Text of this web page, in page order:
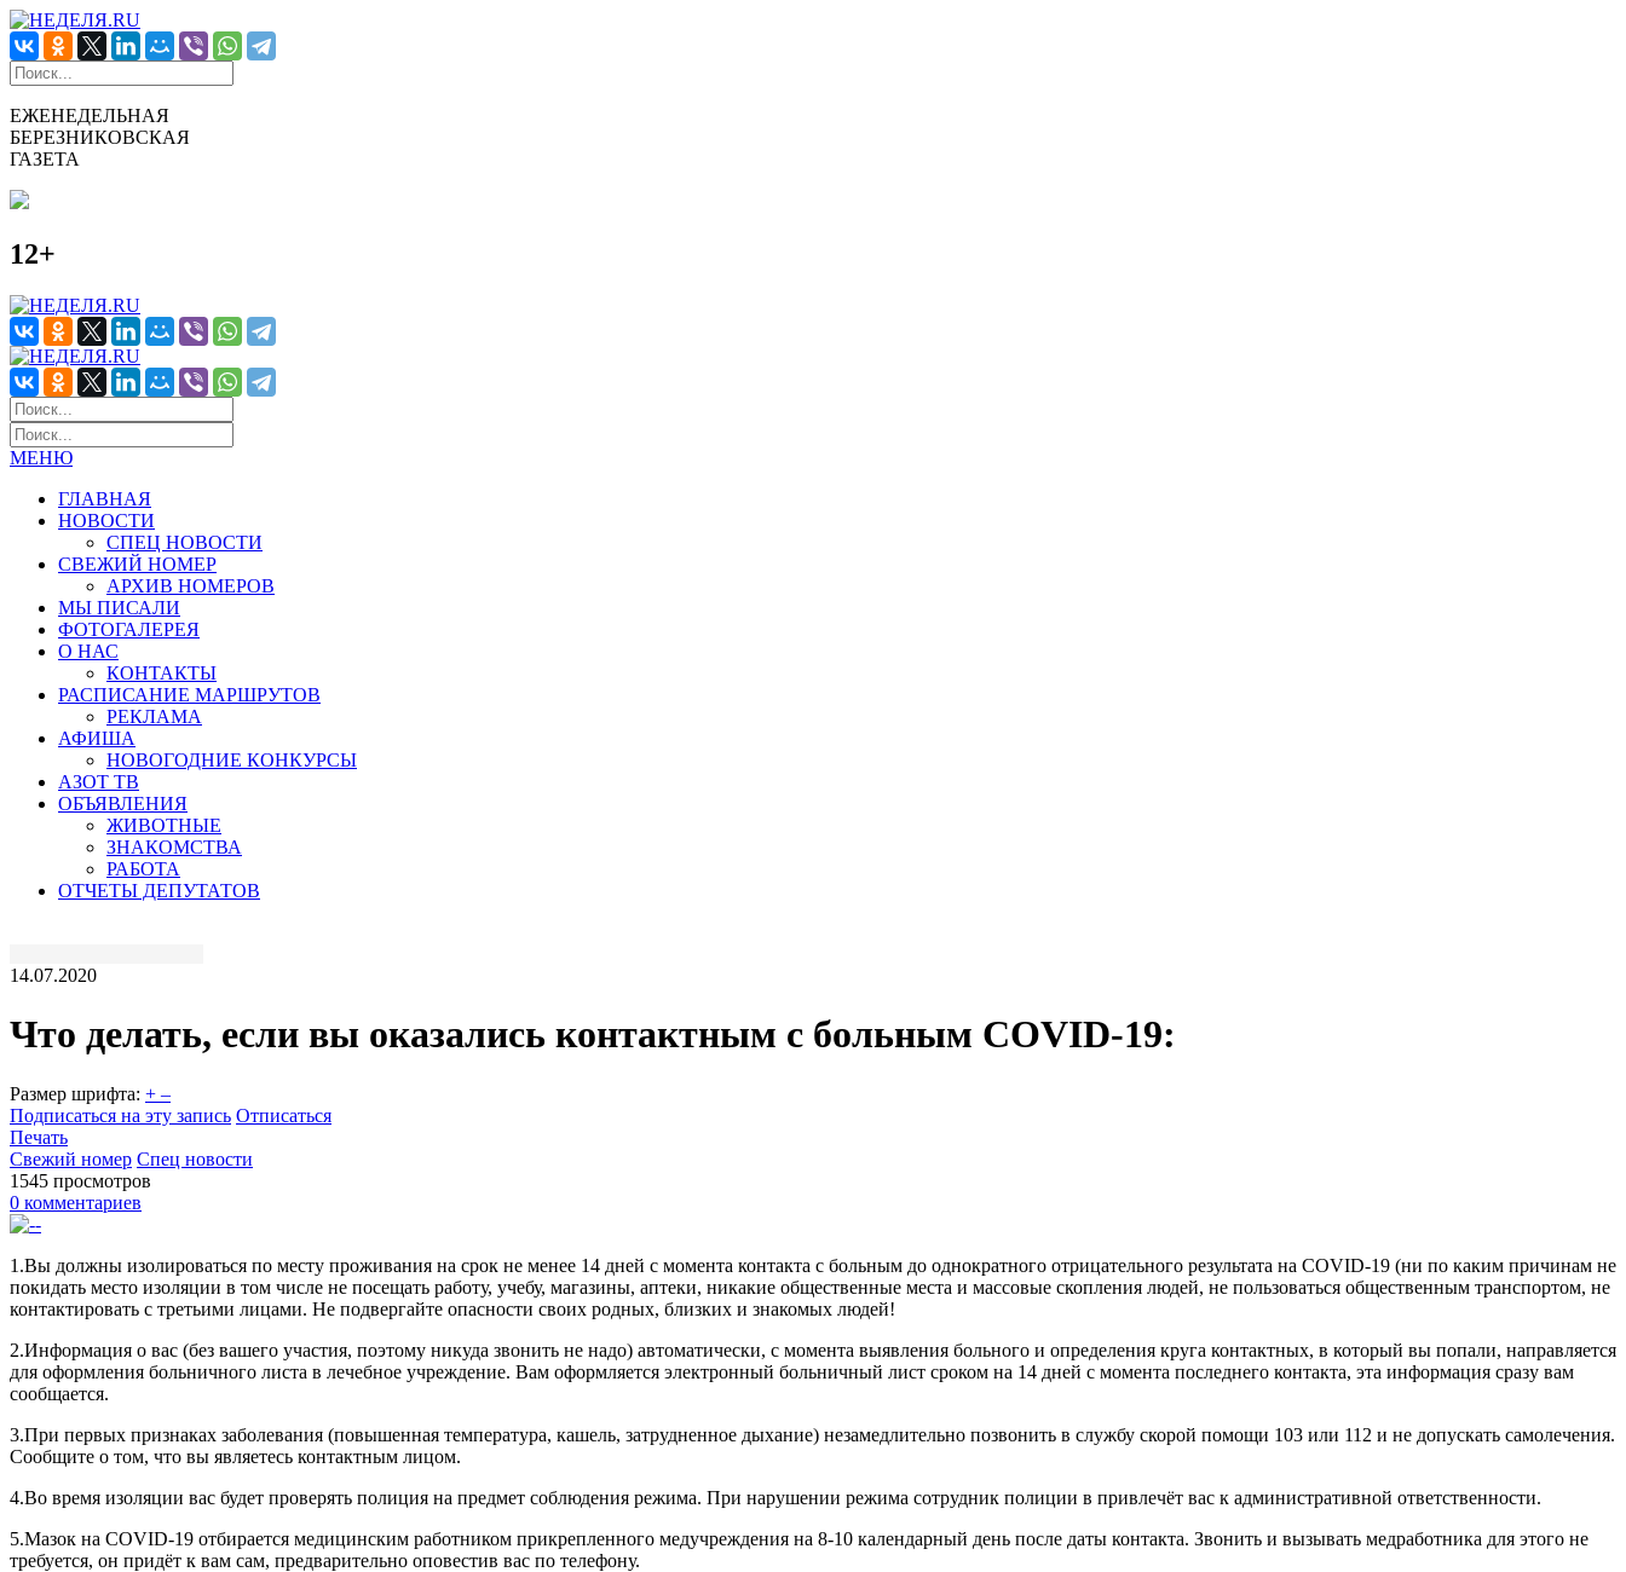
ЕЖЕНЕДЕЛЬНАЯ
БЕРЕЗНИКОВСКАЯ
ГАЗЕТА
12+
МЕНЮ
ГЛАВНАЯ
НОВОСТИ
СПЕЦ НОВОСТИ
СВЕЖИЙ НОМЕР
АРХИВ НОМЕРОВ
МЫ ПИСАЛИ
ФОТОГАЛЕРЕЯ
О НАС
КОНТАКТЫ
РАСПИСАНИЕ МАРШРУТОВ
РЕКЛАМА
АФИША
НОВОГОДНИЕ КОНКУРСЫ
АЗОТ ТВ
ОБЪЯВЛЕНИЯ
ЖИВОТНЫЕ
ЗНАКОМСТВА
РАБОТА
ОТЧЕТЫ ДЕПУТАТОВ
14.07.2020
Что делать, если вы оказались контактным с больным COVID-19:
Размер шрифта: + –
Подписаться на эту запись Отписаться
Печать
Свежий номер Спец новости
1545 просмотров
0 комментариев
1.Вы должны изолироваться по месту проживания на срок не менее 14 дней с момента контакта с больным до однократного отрицательного результата на COVID-19 (ни по каким причинам не
покидать место изоляции в том числе не посещать работу, учебу, магазины, аптеки, никакие общественные места и массовые скопления людей, не пользоваться общественным транспортом, не
контактировать с третьими лицами. Не подвергайте опасности своих родных, близких и знакомых людей!
2.Информация о вас (без вашего участия, поэтому никуда звонить не надо) автоматически, с момента выявления больного и определения круга контактных, в который вы попали, направляется
для оформления больничного листа в лечебное учреждение. Вам оформляется электронный больничный лист сроком на 14 дней с момента последнего контакта, эта информация сразу вам
сообщается.
3.При первых признаках заболевания (повышенная температура, кашель, затрудненное дыхание) незамедлительно позвонить в службу скорой помощи 103 или 112 и не допускать самолечения.
Сообщите о том, что вы являетесь контактным лицом.
4.Во время изоляции вас будет проверять полиция на предмет соблюдения режима. При нарушении режима сотрудник полиции в привлечёт вас к административной ответственности.
5.Мазок на COVID-19 отбирается медицинским работником прикрепленного медучреждения на 8-10 календарный день после даты контакта. Звонить и вызывать медработника для этого не
требуется, он придёт к вам сам, предварительно оповестив вас по телефону.